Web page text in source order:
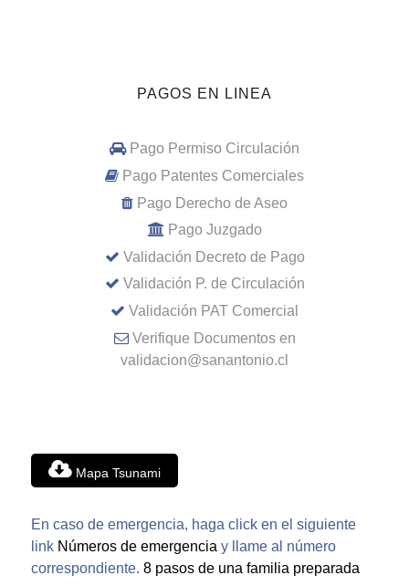
PAGOS EN LINEA
Pago Permiso Circulación
Pago Patentes Comerciales
Pago Derecho de Aseo
Pago Juzgado
Validación Decreto de Pago
Validación P. de Circulación
Validación PAT Comercial
Verifique Documentos en
validacion@sanantonio.cl
Mapa Tsunami
En caso de emergencia, haga click en el siguiente
link Números de emergencia y llame al número
correspondiente. 8 pasos de una familia preparada